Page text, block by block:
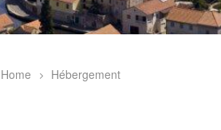
Home Hébergement